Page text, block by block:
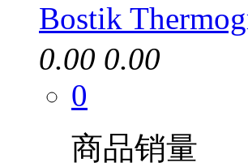
Bostik
0.00 0.00
0
商品销量